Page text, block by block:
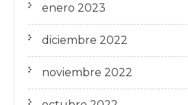
enero 2023
diciembre 2022
noviembre 2022